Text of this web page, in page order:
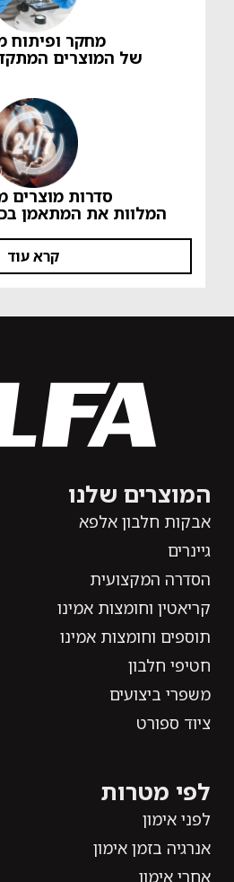
מחקר ופיתוח
של המוצרים
סדרות מוצרים
המלוות את המתאמן
קרא עוד
המוצרים שלנו
אבקות חלבון אלפא
גיינרים
הסדרה המקצועית
קריאטין וחומצות אמינו
תוספים וחומצות אמינו
חטיפי חלבון
משפרי ביצועים
ציוד ספורט
לפי מטרות
לפני אימון
אנרגיה בזמן אימון
אחרי אימון